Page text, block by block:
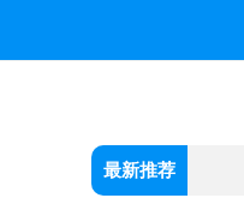
最新推荐